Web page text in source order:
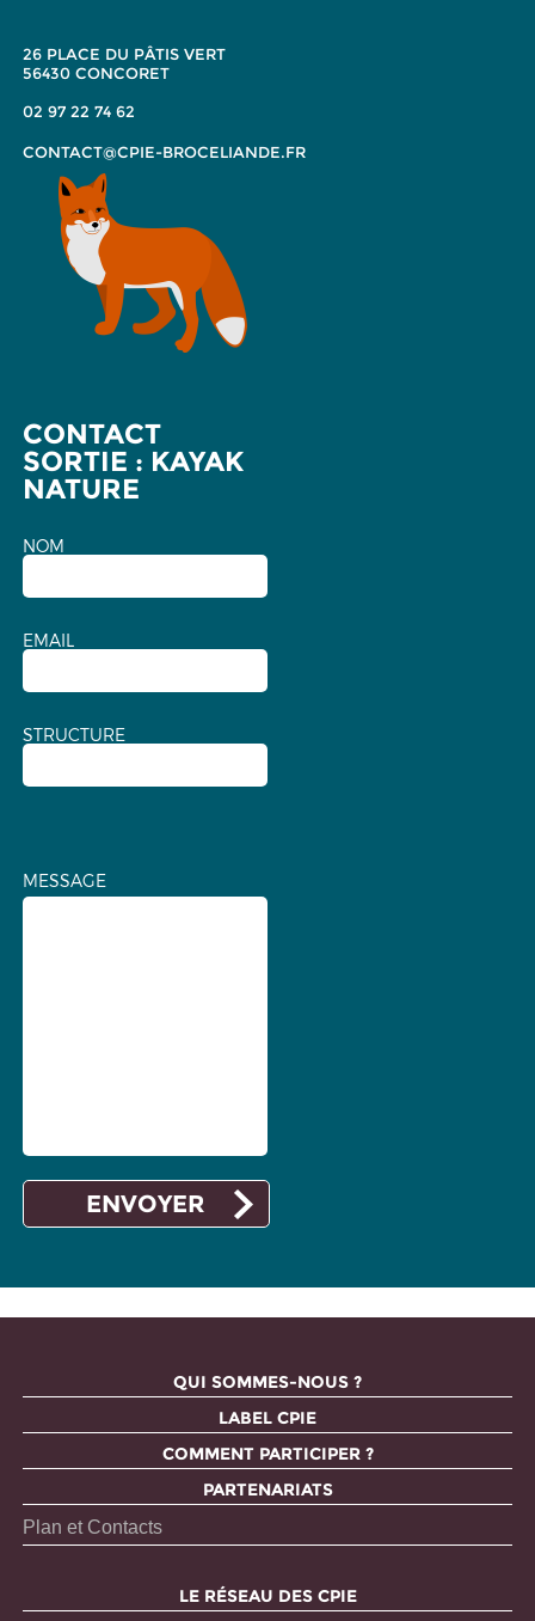
26 PLACE DU PÂTIS VERT
56430 CONCORET
02 97 22 74 62
CONTACT@CPIE-BROCELIANDE.FR
CONTACT
SORTIE : KAYAK
NATURE
NOM
EMAIL
STRUCTURE
MESSAGE
QUI SOMMES-NOUS ?
LABEL CPIE
COMMENT PARTICIPER ?
PARTENARIATS
Plan et Contacts
LE RÉSEAU DES CPIE